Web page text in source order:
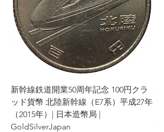
新幹線鉄道開業50周年記念 100円クラ
ッド貨幣 北陸新幹線（E7系）平成27年
（2015年）| 日本造幣局 |
GoldSilverJapan